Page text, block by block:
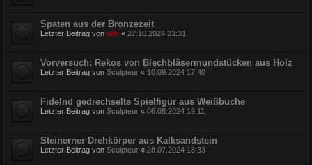
Spaten aus der Bronzezeit
Letzter Beitrag von ulfr « 27.10.2024 23:31
Vorversuch: Rekos von Blechbläsermundstücken aus Holz
Letzter Beitrag von Sculpteur « 10.09.2024 17:40
Fidelnd gedrechselte Spielfigur aus Weißbuche
Letzter Beitrag von Sculpteur « 06.08.2024 19:11
Steinerner Drehkörper aus Kalksandstein
Letzter Beitrag von Sculpteur « 28.07.2024 18:33